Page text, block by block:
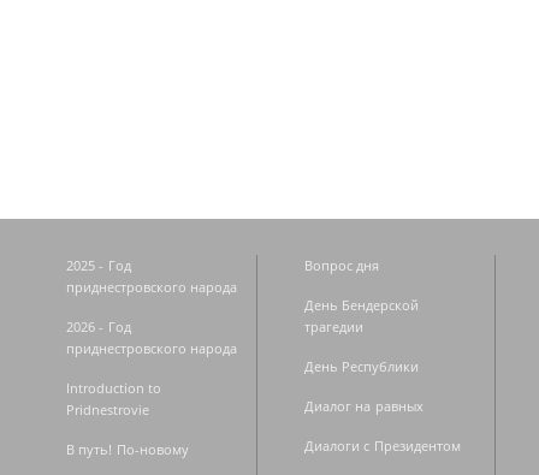
2025 - Год
приднестровского народа
2026 - Год
приднестровского народа
Introduction to
Pridnestrovie
В путь! По-новому
Вопрос дня
День Бендерской
трагедии
День Республики
Диалог на равных
Диалоги с Президентом